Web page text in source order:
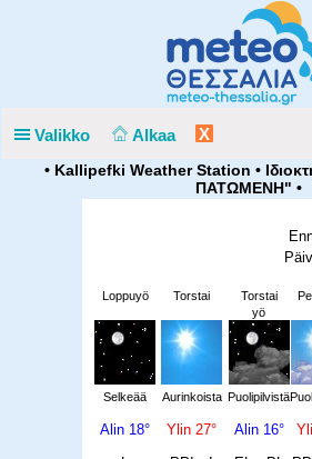
Valikko Alkaa X
• Kallipefki Weather Station •
ΠΑΤΩΜΕΝΗ" •